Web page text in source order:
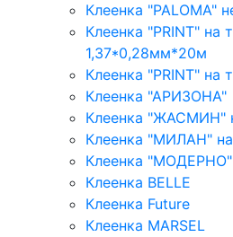
Клеенка "PALOMA"
Клеенка "PRINT" на
1,37*0,28мм*20м
Клеенка "PRINT" на
Клеенка "АРИЗОНА"
Клеенка "ЖАСМИН"
Клеенка "МИЛАН"
Клеенка "МОДЕРНО"
Клеенка BELLE
Клеенка Future
Клеенка MARSEL